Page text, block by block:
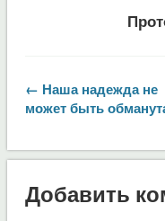
← Наша надежда не
может быть
Добавить